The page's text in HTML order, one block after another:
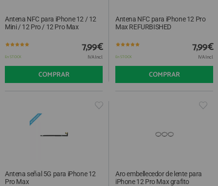
Antena NFC para iPhone 12 / 12
Mini / 12 Pro / 12 Pro Max
En STOCK
7,99€
IVA Incl.
COMPRAR
Antena NFC para iPhone 12 Pro
Max REFURBISHED
En STOCK
7,99€
IVA Incl.
COMPRAR
Antena señal 5G para iPhone 12
Pro Max
Aro embellecedor de lente para
iPhone 12 Pro Max grafito